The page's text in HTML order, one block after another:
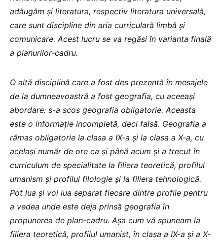
adăugăm și literatura, respectiv literatura universală,
care sunt discipline din aria curriculară limbă și
comunicare. Acest lucru se va regăsi în varianta finală
a planurilor-cadru.
O altă disciplină care a fost des prezentă în mesajele
de la dumneavoastră a fost geografia, cu aceeași
abordare: s-a scos geografia obligatorie. Aceasta
este o informație incompletă, deci falsă. Geografia a
rămas obligatorie la clasa a IX-a și la clasa a X-a, cu
același număr de ore ca și până acum și a trecut în
curriculum de specialitate la filiera teoretică, profilul
umanism și profilul filologie și la filiera tehnologică.
Pot lua și voi lua separat fiecare dintre profile pentru
a vedea unde este deja prinsă geografia în
propunerea de plan-cadru. Așa cum vă spuneam la
filiera teoretică, profilul umanist, în clasa a IX-a și a X-